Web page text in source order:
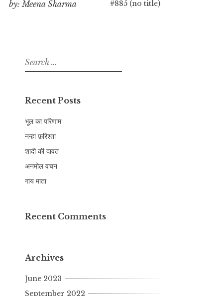
by: Meena Sharma #885 (no title)
Search
for:
Recent Posts
भूल का परिणाम
नन्हा फ़रिश्ता
शादी की दावत
अनमोल वचन
गाय माता
Recent Comments
Archives
June 2023
September 2022